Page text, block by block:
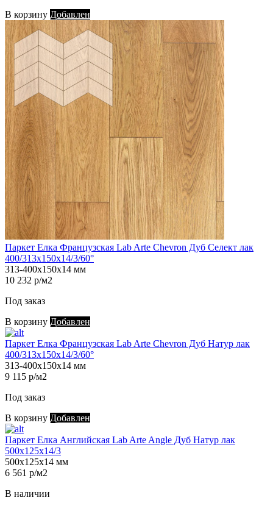
В корзину Добавлен
Паркет Елка Французская Lab Arte Chevron Дуб Селект лак
400/313х150х14/3/60°
313-400х150х14 мм
10 232 р/м2
Под заказ
В корзину Добавлен
Паркет Елка Французская Lab Arte Chevron Дуб Натур лак
400/313х150х14/3/60°
313-400х150х14 мм
9 115 р/м2
Под заказ
В корзину Добавлен
Паркет Елка Английская Lab Arte Angle Дуб Натур лак
500х125х14/3
500х125х14 мм
6 561 р/м2
В наличии